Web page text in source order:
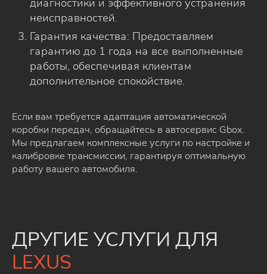
неисправностей.
Гарантия качества: Предоставляем
гарантию до 1 года на все выполненные
работы, обеспечивая клиентам
дополнительное спокойствие.
Если вам требуется адаптация автоматической
коробки передач, обращайтесь в автосервис Gbox.
Мы предлагаем комплексные услуги по настройке и
калибровке трансмиссии, гарантируя оптимальную
работу вашего автомобиля.
ДРУГИЕ УСЛУГИ ДЛЯ
LEXUS